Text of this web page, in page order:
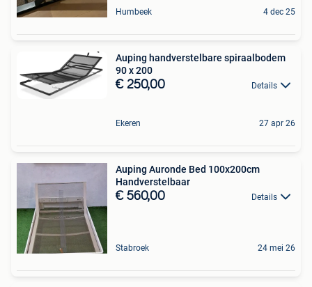
Humbeek 4 dec 25
Auping handverstelbare spiraalbodem
90 x 200
€ 250,00 Details
Ekeren 27 apr 26
Auping Auronde Bed 100x200cm
Handverstelbaar
€ 560,00 Details
Stabroek 24 mei 26